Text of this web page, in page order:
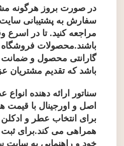
در صورت بروز هرگونه
سفارش به پشتیبانی سایت
مراجعه کنید. تا در
باشند.محصولات فروشگاه
گارانتی محصول و
باشد که تقدیم مشتریان
سناتور ارائه دهنده
اصل و اورجینال با قیمت
برای انتخاب عطر و
همراهی می کند.برای
خود و راهنمایی به سایت